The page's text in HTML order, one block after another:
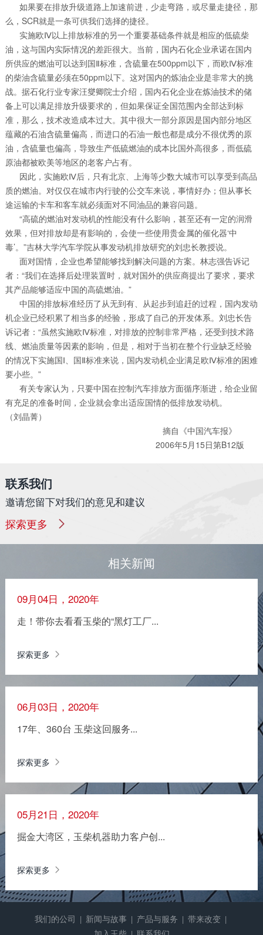
如果要在排放升级道路上加速前进，少走弯路，或尽量走捷径，那
么，SCR就是一条可供我们选择的捷径。
实施欧Ⅳ以上排放标准的另一个重要基础条件就是相应的低硫柴
油，这与国内实际情况的差距很大。当前，国内石化企业承诺在国内
所供应的燃油可以达到国Ⅱ标准，含硫量在500ppm以下，而欧Ⅳ标准
的柴油含硫量必须在50ppm以下。这对国内的炼油企业是非常大的挑
战。据石化行业专家汪燮卿院士介绍，国内石化企业在炼油技术的储
备上可以满足排放升级要求的，但如果保证全国范围内全部达到标
准，那么，技术改造成本过大。其中很大一部分原因是国内部分地区
蕴藏的石油含硫量偏高，而进口的石油一般也都是成分不很优秀的原
油，含硫量也偏高，导致生产低硫燃油的成本比国外高很多，而低硫
原油都被欧美等地区的老客户占有。
因此，实施欧Ⅳ后，只有北京、上海等少数大城市可以享受到高品
质的燃油。对仅仅在城市内行驶的公交车来说，事情好办；但从事长
途运输的卡车和客车就必须面对不同油品的兼容问题。
“高硫的燃油对发动机的性能没有什么影响，甚至还有一定的润滑
效果，但对排放却是有影响的，会使一些使用贵金属的催化器‘中
毒’。”吉林大学汽车学院从事发动机排放研究的刘忠长教授说。
面对国情，企业也希望能够找到解决问题的方案。林志强告诉记
者：“我们在选择后处理装置时，就对国外的供应商提出了要求，要求
其产品能够适应中国的高硫燃油。”
中国的排放标准经历了从无到有、从起步到追赶的过程，国内发动
机企业已经积累了相当多的经验，形成了自己的开发体系。刘忠长告
诉记者：“虽然实施欧Ⅳ标准，对排放的控制非常严格，还受到技术路
线、燃油质量等因素的影响，但是，相对于当初在整个行业缺乏经验
的情况下实施国Ⅰ、国Ⅱ标准来说，国内发动机企业满足欧Ⅳ标准的困难
要小些。”
有关专家认为，只要中国在控制汽车排放方面循序渐进，给企业留
有充足的准备时间，企业就会拿出适应国情的低排放发动机。
（刘晶菁）
摘自《中国汽车报》
2006年5月15日第B12版
联系我们
邀请您留下对我们的意见和建议
探索更多
相关新闻
09月04日，2020年
走！带你去看看玉柴的“黑灯工厂...
探索更多
06月03日，2020年
17年、360台 玉柴这回服务...
探索更多
05月21日，2020年
掘金大湾区，玉柴机器助力客户创...
探索更多
我们的公司 | 新闻与故事 | 产品与服务 | 带来改变 |